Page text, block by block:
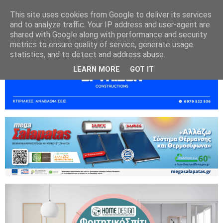
This site uses cookies from Google to deliver its services
and to analyze traffic. Your IP address and user-agent are
shared with Google along with performance and security
metrics to ensure quality of service, generate usage
statistics, and to detect and address abuse.
LEARN MORE GOT IT